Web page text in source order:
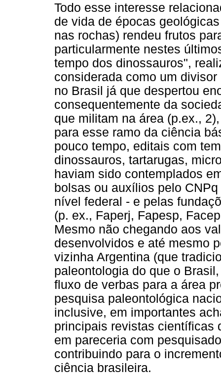
Todo esse interesse
de vida de épocas
nas rochas) rendeu frutos
particularmente nestes
tempo dos dinossauros",
considerada como um
no Brasil já que despertou
consequentemente da
que militam na área (p.ex.,
para esse ramo da ciência
pouco tempo, editais com
dinossauros, tartarugas,
haviam sido contemplados
bolsas ou auxílios pelo
nível federal - e pelas
(p. ex., Faperj, Fapesp,
Mesmo não chegando aos
desenvolvidos e até mesmo
vizinha Argentina (que
paleontologia do que o
fluxo de verbas para a área
pesquisa paleontológica
inclusive, em importantes
principais revistas científicas
em pareceria com
contribuindo para o
ciência brasileira.